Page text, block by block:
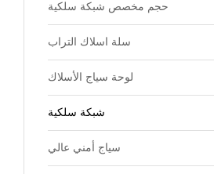
حجم مخصص شبكة سلكية
سلة اسلاك التراب
لوحة سياج الأسلاك
شبكة سلكية
سياج أمني عالي